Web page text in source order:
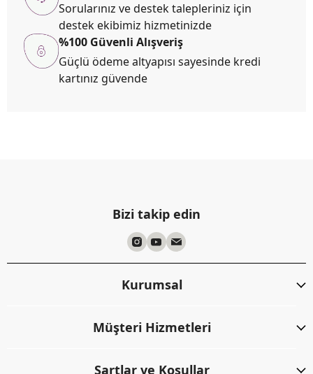
Sorularınız ve destek talepleriniz için
destek ekibimiz hizmetinizde
%100 Güvenli Alışveriş
Güçlü ödeme altyapısı sayesinde kredi
kartınız güvende
Bizi takip edin
Kurumsal
Müşteri Hizmetleri
Şartlar ve Koşullar